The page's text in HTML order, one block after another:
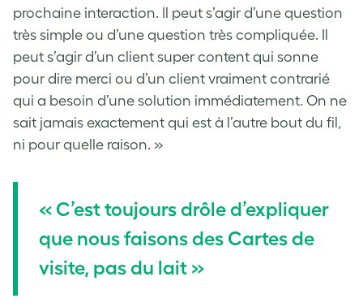
prochaine interaction. Il peut s’agir d’une question
très simple ou d’une question très compliquée. Il
peut s’agir d’un client super content qui sonne
pour dire merci ou d’un client vraiment contrarié
qui a besoin d’une solution immédiatement. On ne
sait jamais exactement qui est à l’autre bout du fil,
ni pour quelle raison. »
« C’est toujours drôle d’expliquer
que nous faisons des Cartes de
visite, pas du lait »